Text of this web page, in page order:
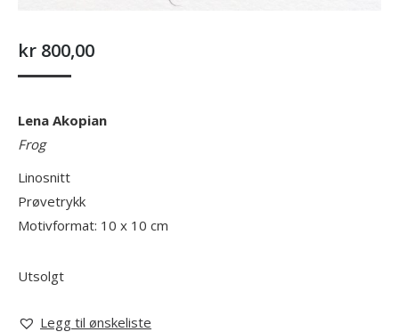
kr 800,00
Lena Akopian
Frog
Linosnitt
Prøvetrykk
Motivformat: 10 x 10 cm
Utsolgt
Legg til ønskeliste